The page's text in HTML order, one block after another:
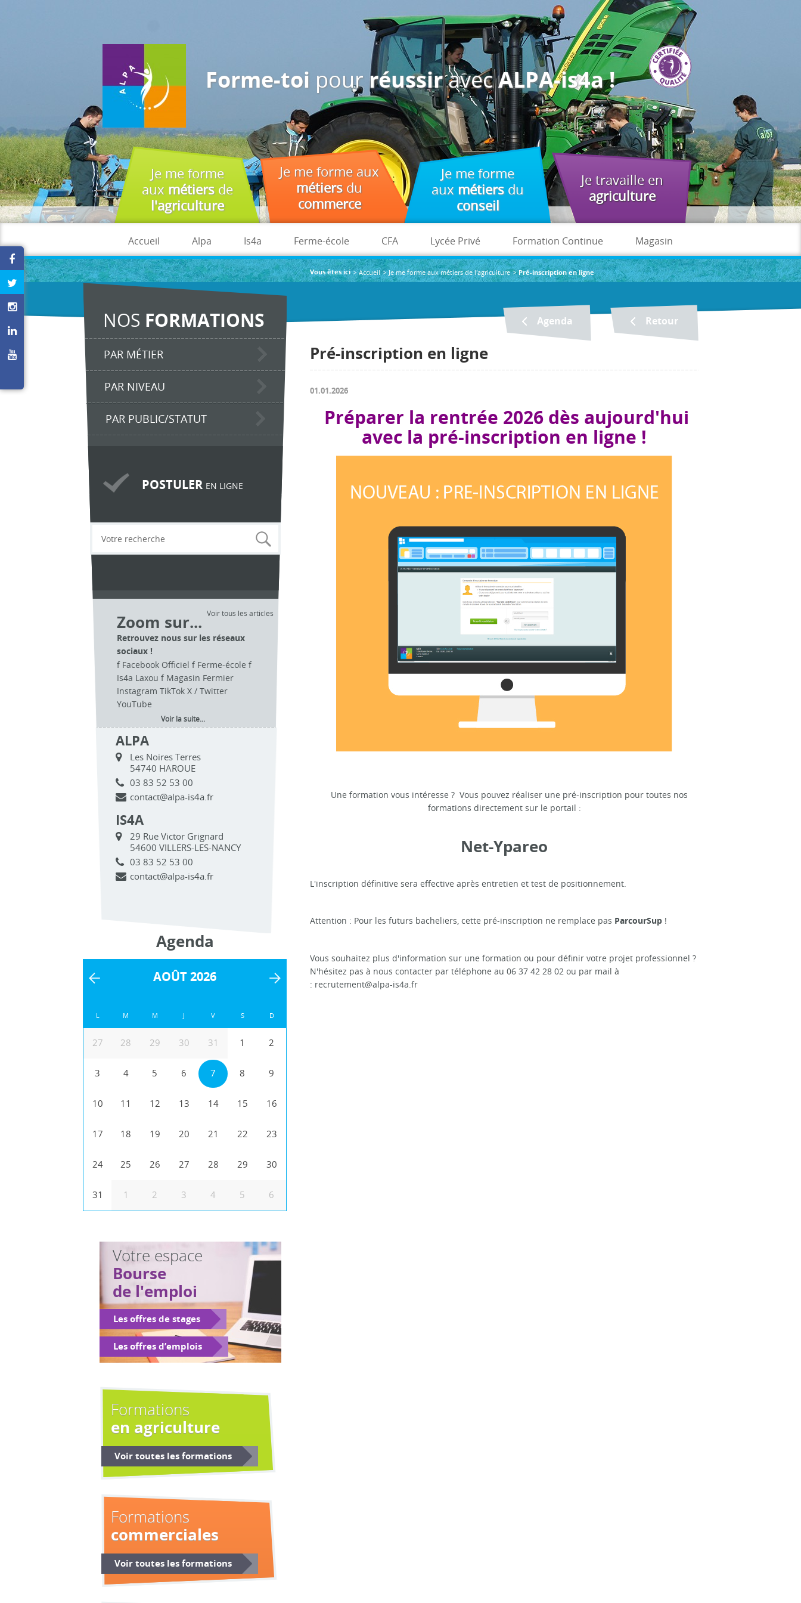
En utilisant ce site, vous acceptez que les cookies soient utilisés à des fins d'analyse, de pertinence et de publicité.
Forme-toi pour réussiravecALPA-is4a !
Je me forme
aux métiersde
l'agriculture
Je me forme aux
métiersdu
commerce
Je me forme
aux métiersdu
conseil
Je travaille en
agriculture
Accueil Alpa Is4a Ferme-école CFA Lycée Privé Formation Continue Magasin
Vous êtes ici Accueil Je me forme aux métiers de l'agriculture Pré-inscription en ligne
Retour
Agenda
NOS FORMATIONS
PAR MÉTIER
PAR NIVEAU
PAR PUBLIC/STATUT
POSTULER EN LIGNE
Zoom sur...
Voir tous les articles
Retrouvez nous sur les réseaux
sociaux !
f Facebook Officiel f Ferme-école f
Is4a Laxou f Magasin Fermier
Instagram TikTok X / Twitter
YouTube
Voir la suite...
ALPA
Les Noires Terres
54740 HAROUE
03 83 52 53 00
contact@alpa-is4a.fr
IS4A
29 Rue Victor Grignard
54600 VILLERS-LES-NANCY
03 83 52 53 00
contact@alpa-is4a.fr
Agenda
AOÛT 2026
L M M J V S D
27 28 29 30 31 1 2
3 4 5 6 7 8 9
10 11 12 13 14 15 16
17 18 19 20 21 22 23
24 25 26 27 28 29 30
31 1 2 3 4 5 6
Votre espace
Bourse
de l'emploi
Les offres de stages
Les offres d’emplois
Formations
en agriculture
Voir toutes les formations
Formations
commerciales
Voir toutes les formations
Pré-inscription en ligne
01.01.2026
Préparer la rentrée 2026 dès aujourd'hui
avec la pré-inscription en ligne !
Une formation vous intéresse ? Vous pouvez réaliser une pré-inscription pour toutes nos
formations directement sur le portail :
Net-Ypareo
L'inscription définitive sera effective après entretien et test de positionnement.
Attention : Pour les futurs bacheliers, cette pré-inscription ne remplace pas ParcourSup !
Vous souhaitez plus d'information sur une formation ou pour définir votre projet professionnel ?
N'hésitez pas à nous contacter par téléphone au 06 37 42 28 02 ou par mail à
: recrutement@alpa-is4a.fr